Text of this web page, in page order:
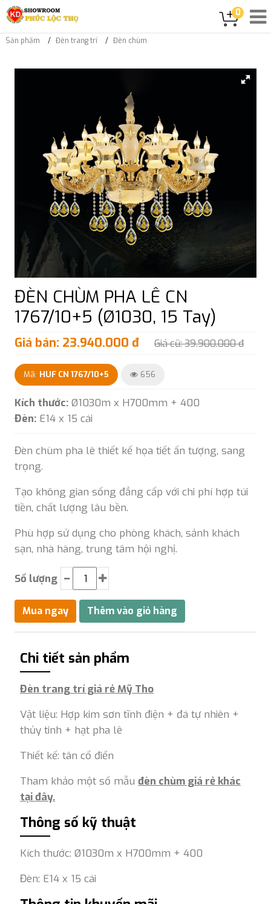
0
Sản phẩm Đèn trang trí Đèn chùm
ĐÈN CHÙM PHA LÊ CN
1767/10+5 (Ø1030, 15 Tay)
Giá bán: 23.940.000 đ Giá cũ: 39.900.000 đ
Mã: HUF CN 1767/10+5 656
Kích thước: Ø1030m x H700mm + 400
Đèn: E14 x 15 cái
Đèn chùm pha lê thiết kế họa tiết ấn tượng, sang
trọng.
Tạo không gian sống đẳng cấp với chi phí hợp túi
tiền, chất lượng lâu bền.
Phù hợp sử dụng cho phòng khách, sảnh khách
sạn, nhà hàng, trung tâm hội nghị.
Số lượng
Chi tiết sản phẩm
Đèn trang trí giá rẻ Mỹ Tho
Vật liệu: Hợp kim sơn tĩnh điện + đá tự nhiên +
thủy tinh + hạt pha lê
Thiết kế: tân cổ điển
Tham khảo một số mẫu đèn chùm giá rẻ khác
tại đây.
Thông số kỹ thuật
Kích thước: Ø1030m x H700mm + 400
Đèn: E14 x 15 cái